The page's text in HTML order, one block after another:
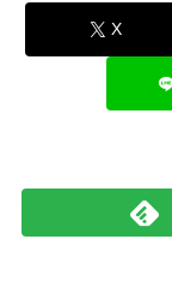
X